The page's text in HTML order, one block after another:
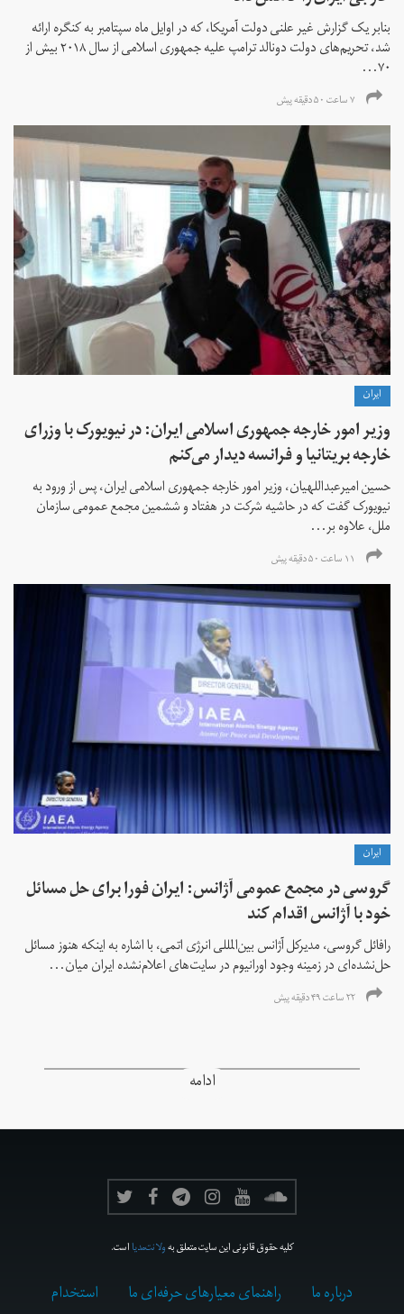
بنابر یک گزارش غیر علنی دولت آمریکا، که در اوایل ماه سپتامبر به کنگره ارائه
شد، تحریم‌های دولت دونالد ترامپ علیه جمهوری اسلامی از سال ۲۰۱۸ بیش از
۷۰...
۷ ساعت ۵۰ دقیقه پیش
ايران
وزیر امور خارجه جمهوری اسلامی ایران: در نیویورک با وزرای
خارجه بریتانیا و فرانسه دیدار می‌کنم
حسین امیرعبداللهیان، وزیر امور خارجه جمهوری اسلامی ایران، پس از ورود به
نیویورک گفت که در حاشیه شرکت در هفتاد و ششمین مجمع عمومی سازمان
ملل، علاوه بر...
۱۱ ساعت ۵۰ دقیقه پیش
ايران
گروسی در مجمع عمومی آژانس: ایران فورا برای حل مسائل
خود با آژانس اقدام کند
رافائل گروسی، مدیرکل آژانس بین‌المللی انرژی اتمی، با اشاره به اینکه هنوز مسائل
حل‌نشده‌ای در زمینه وجود اورانیوم در سایت‌های اعلام‌نشده ایران میان...
۲۲ ساعت ۴۹ دقیقه پیش
ادامه
کلیه حقوق قانونی این سایت متعلق بهولانت‌مدیااست.
درباره ما راهنمای معیارهای حرفه‌ای ما استخدام